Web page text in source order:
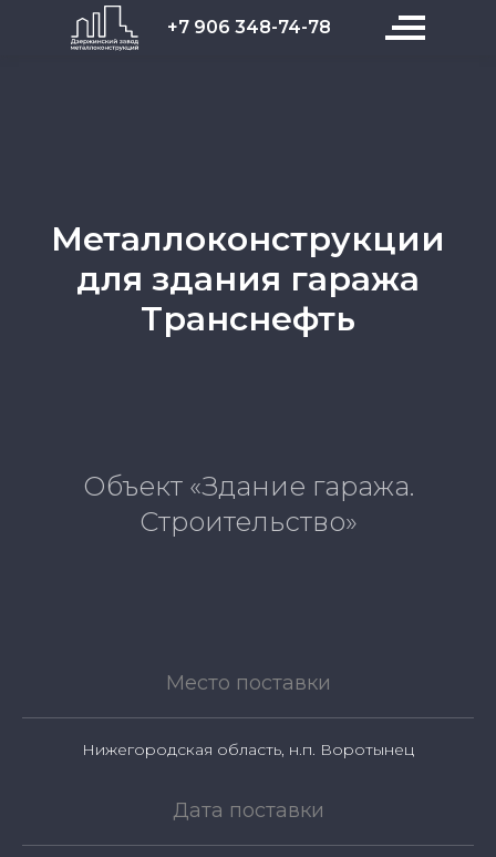
+7 906 348-74-78
Металлоконструкции
для здания гаража
Транснефть
Объект «Здание гаража.
Строительство»
Место поставки
Нижегородская область, н.п. Воротынец
Дата поставки